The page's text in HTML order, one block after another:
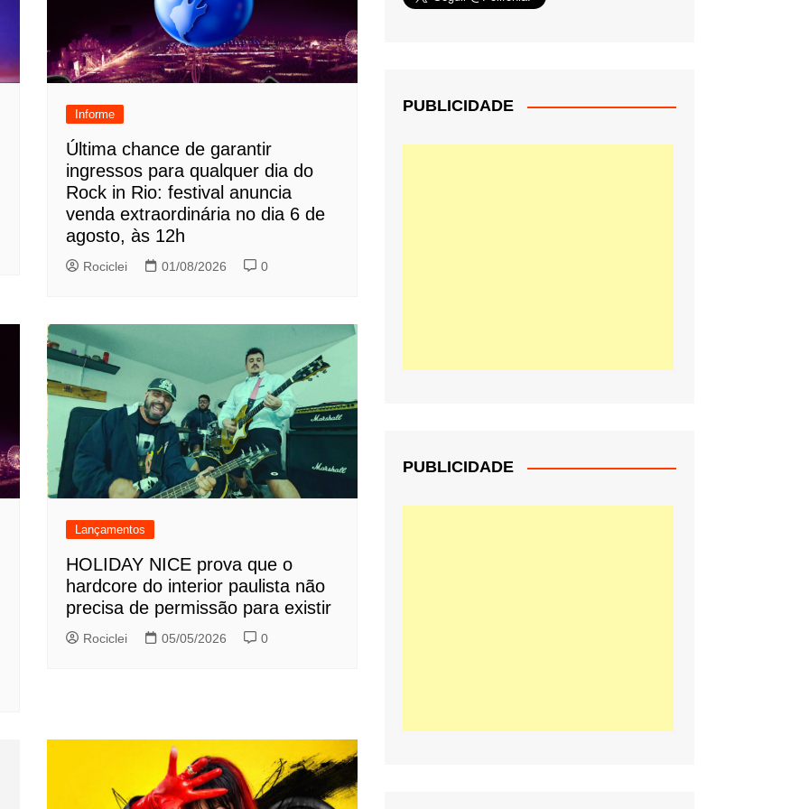
Informe
Última chance de garantir
ingressos para qualquer dia do
Rock in Rio: festival anuncia
venda extraordinária no dia 6 de
agosto, às 12h
Rociclei 01/08/2026 0
Lançamentos
HOLIDAY NICE prova que o
hardcore do interior paulista não
precisa de permissão para existir
Rociclei 05/05/2026 0
PUBLICIDADE
PUBLICIDADE